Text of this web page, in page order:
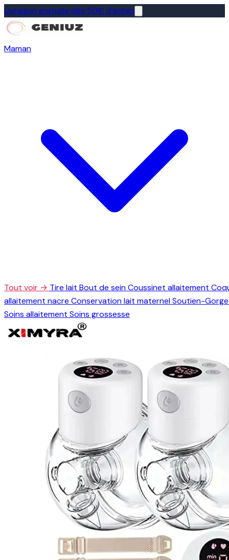
Livraison gratuite dès 50€ d'achat
Maman
Tout voir → Tire lait Bout de seinCoussinet allaitement
allaitement nacre Conservation lait maternelSoutien-
Soins allaitement Soins grossesse